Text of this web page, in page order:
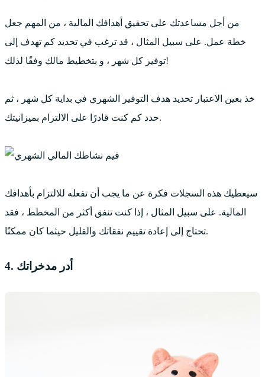
من أجل مساعدتك على تحقيق أهدافك المالية ، من المهم جعل
خطة عمل. على سبيل المثال ، قد ترغب في تحديد كم تهدف إلى
توفير كل شهر ، و بتخطيط مالك وفقًا لذلك!
خذ بعين الاعتبار تحديد هدف التوفير الشهري في بداية كل شهر ، ثم
حدد كم كنت قادرًا على الالتزام بميزانيتك.
سيعطيك هذه السجلات فكرة عن ما يجب أن تفعله للالتزام بأهدافك
المالية. على سبيل المثال ، إذا كنت تنفق أكثر من المخطط ، فقد
تحتاج إلى إعادة تقييم نفقاتك والقليل حيثما كان ممكنًا.
4. أدر مدخراتك